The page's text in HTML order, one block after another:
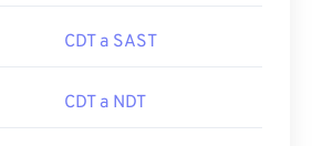
CDT a SAST
CDT a NDT